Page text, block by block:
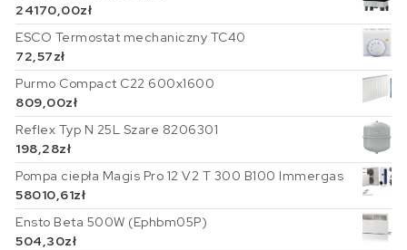
24170,00zł
ESCO Termostat mechaniczny TC40
72,57zł
Purmo Compact C22 600x1600
809,00zł
Reflex Typ N 25L Szare 8206301
198,28zł
Pompa ciepła Magis Pro 12 V2 T 300 B100 Immergas
58010,61zł
Ensto Beta 500W (Ephbm05P)
504,30zł